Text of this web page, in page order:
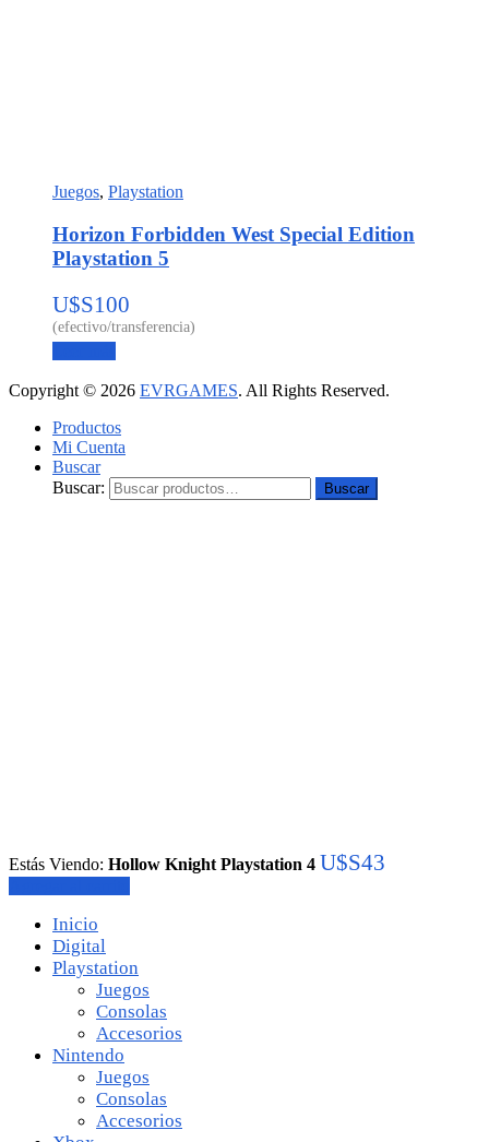
Juegos, Playstation
Horizon Forbidden West Special Edition
Playstation 5
U$S100
Copyright © 2026 EVRGAMES. All Rights Reserved.
Productos
Mi Cuenta
Buscar
Buscar:
Buscar
Estás Viendo: Hollow Knight Playstation 4 U$S43
Inicio
Digital
Playstation
Juegos
Consolas
Accesorios
Nintendo
Juegos
Consolas
Accesorios